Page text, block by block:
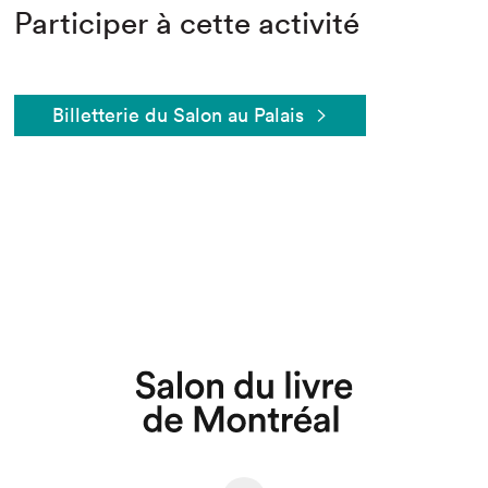
Participer à cette activité
Billetterie du Salon au Palais